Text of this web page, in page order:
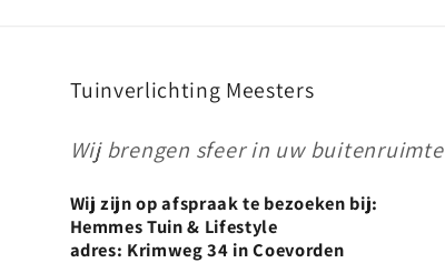
Tuinverlichting Meesters
Wij brengen sfeer in uw buitenruimte
Wij zijn op afspraak te bezoeken bij:
Hemmes Tuin & Lifestyle
adres: Krimweg 34 in Coevorden